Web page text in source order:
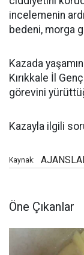
incelemenin
bedeni, morga
Kazada
Kırıkkale İl
görevini
Kazayla ilgili
Kaynak:
Öne Çıkanlar